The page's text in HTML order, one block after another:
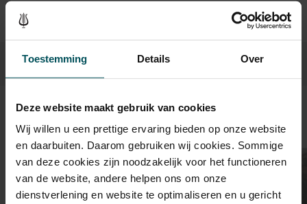
Toestemming Details Over
Deze website maakt gebruik van cookies
Wij willen u een prettige ervaring bieden op onze website
en daarbuiten. Daarom gebruiken wij cookies. Sommige
van deze cookies zijn noodzakelijk voor het functioneren
van de website, andere helpen ons om onze
dienstverlening en website te optimaliseren en u gericht